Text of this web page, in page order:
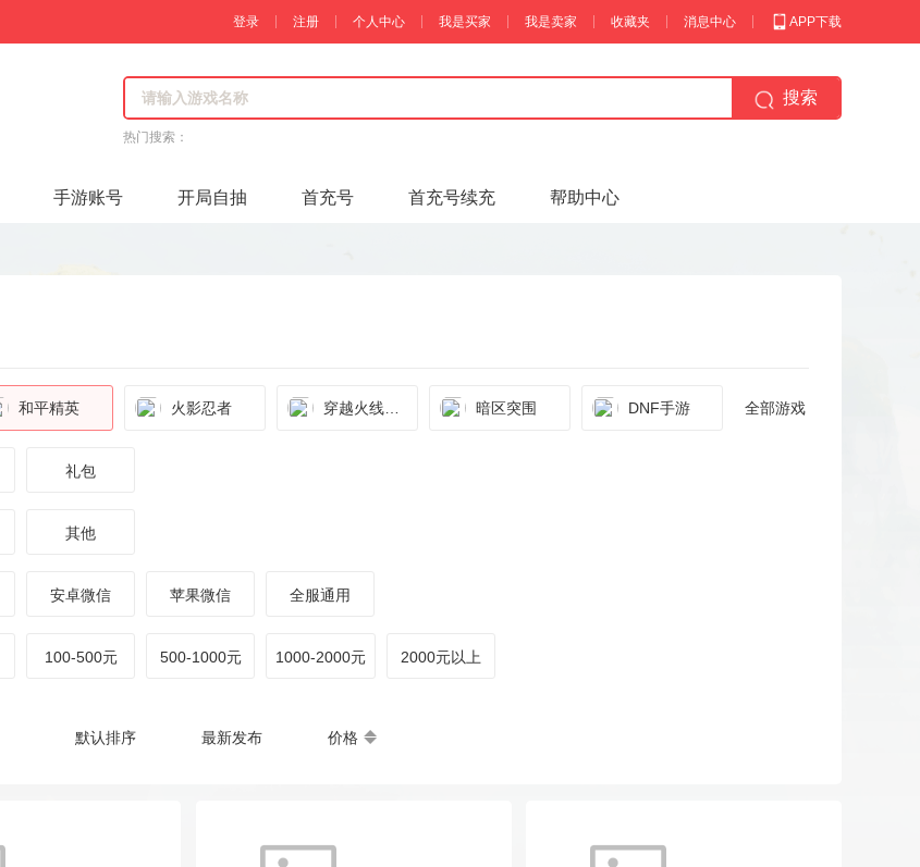
登录 注册 个人中心 我是买家 我是卖家 收藏夹 消息中心 APP下载
搜索
热门搜索：
手游账号 开局自抽 首充号 首充号续充 帮助中心
和平精英 火影忍者 穿越火线： 暗区突围 DNF手游 全部游戏
礼包
其他
安卓微信 苹果微信 全服通用
100-500元 500-1000元 1000-2000元 2000元以上
默认排序 最新发布 价格